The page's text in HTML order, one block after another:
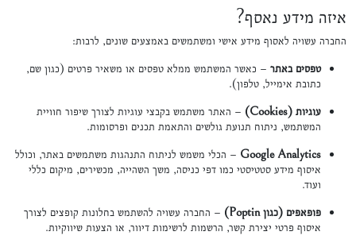
איזה מידע נאסף?
החברה עשויה לאסוף מידע אישי ומשתמשים באמצעים שונים, לרבות:
טפסים באתר – כאשר המשתמש ממלא טפסים או משאיר פרטים (כגון שם,
כתובת אימייל, טלפון).
עוגיות (Cookies)
– האתר משתמש בקבצי עוגיות לצורך שיפור חוויית
המשתמש, ניתוח תנועת גולשים והתאמת תכנים ופרסומות.
Google Analytics – הכלי משמש לניתוח התנהגות משתמשים באתר, וכולל
איסוף מידע סטטיסטי כמו דפי כניסה, משך השהייה, מכשירים, מיקום כללי
ועוד.
פופאפים (כגון Poptin)
– החברה עשויה להשתמש בחלונות קופצים לצורך
איסוף פרטי יצירת קשר, הרשמות לרשימות דיוור, או הצעות שיווקיות.